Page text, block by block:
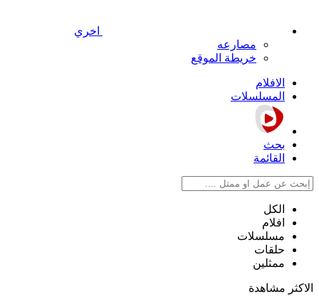
اخري
مصارعه
خريطة الموقع
الافلام
المسلسلات
بحث
القائمة
الكل
افلام
مسلسلات
حلقات
ممثلين
الاكثر مشاهدة